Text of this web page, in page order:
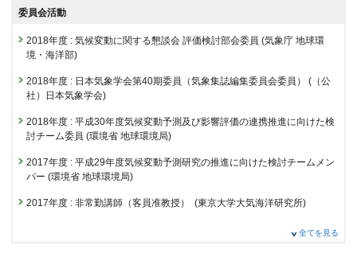
25432 : 気候変動影響の観測・監視に関する研究プロジェクト
25444 : 温暖化に伴う日本域の異常天候に関するストーリーラインの影響
評価・適応研究への連携研究
2019年度
24709 : 気候変動予測・影響・対策の統合評価を基にした地球規模の気候
変動リスクに関する研究
24866 : 気候感度に関する不確実性の理解と低減
24914 : 温暖化に伴う日本域の異常天候に関するストーリーラインの影響
評価・適応研究への連携研究
24935 : HFCと温室効果ガス削減対策のオゾン層回復に対する有効性評
総説・解説
発表者 :石崎紀子,花崎直太,塩竈秀夫,高橋潔
掲載誌 :地球環境, 28(1):35-44 (2023)
査読付き 原著論文
将来の気候変動影響情報に対する一般市民の反応の調査と
いて-
山康子)
掲載誌 :土木学会論文集G（環境）, 79(26):23-26014 (2023)
査読付き 原著論文
warming scenarios in an Earth System Model
夫),Shiogama H.(塩竈秀夫), Stuecker M.F., Zhao S., Jin F.-F.
学会等名称 :
研究発表
models
発表者 : Melnikova Irina(MELNIKOVA Irina)
Shiogama H.(塩竈秀夫), Hajima T.,Hayashi M.(林未知也), Ito A.,Nishina
K.(仁科一哉) , Tachiiri K.
予稿集名 : -
(*1),野中(荒井)美紀(*1),安中さやか(*1),森正人(*1)(*1東京大大気海洋研)
と制約. 国立環境研究所スーパーコンピューター利用研究年報 平成22年
度地球環境研究センター報告CGER-I099-2011, 1-9
永島達也,野沢徹,秋吉英治,菅田誠治,塩竈秀夫,中村哲,川瀬宏明,竹村俊彦
(*1),須藤健悟(*2),高瀬健太郎(*2),関谷高志(*2),井上忠雄(*2),高橋正明(*3),
学研,*2名古屋大院,*3東京大気候システム研究セ,*4(株)中電シーティーア
イ) (2010) 気候モデル中の物理化学諸過程の高度化及び過去 -現在気候の
再現実験を通したモデルの検証. 国立環境研究所スーパーコンピューター
利用研究年報 平成21年度地球環境研究センター報告CGER-I095-2010,
(*1九州大応用力学研,*2名古屋大院,*3東京大気候システム研究セ) (2009)
委員会活動
2018年度 : 気候変動に関する懇談会 評価検討部会委員 (気象庁 地球環
境・海洋部)
2018年度 : 日本気象学会第40期委員（気象集誌編集委員会委員）
(（公
社）日本気象学会)
2018年度 : 平成30年度気候変動予測及び影響評価の連携推進に向けた検
討チーム委員 (環境省 地球環境局)
2017年度 : 平成29年度気候変動予測研究の推進に向けた検討チームメン
バー (環境省 地球環境局)
2017年度 : 非常勤講師（客員准教授） (東京大学大気海洋研究所)
(（公社）日
全てを見る